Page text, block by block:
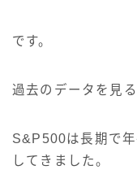
です。
過去のデータを見る
S&P500は長期で
してきました。